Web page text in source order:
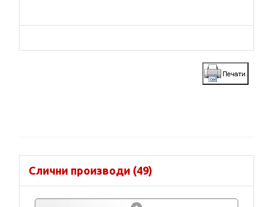
Слични производи (49)